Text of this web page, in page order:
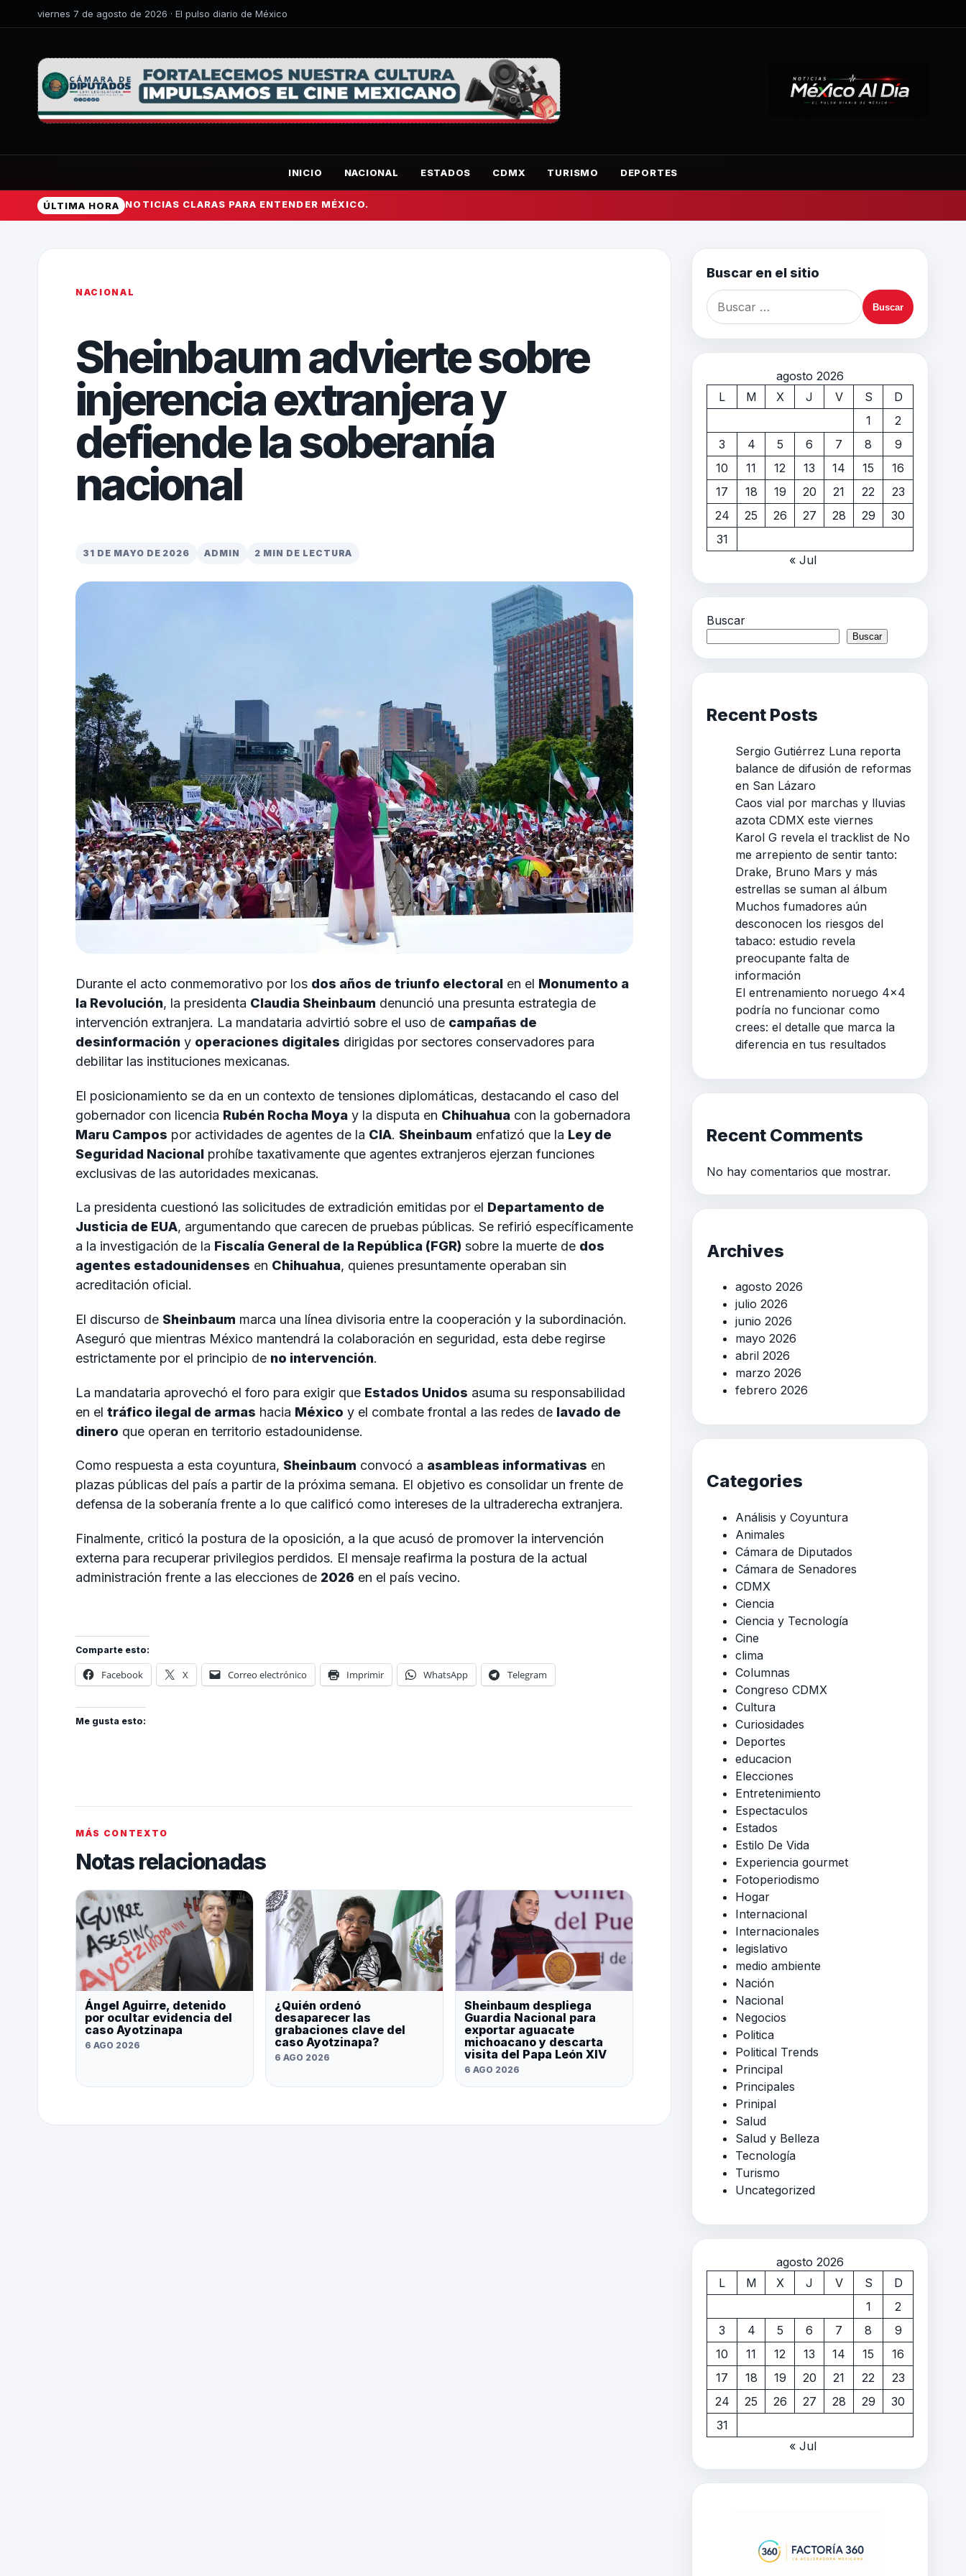
viernes 7 de agosto de 2026 · El pulso diario de México
INICIO NACIONAL ESTADOS CDMX TURISMO DEPORTES
ÚLTIMA HORA NOTICIAS CLARAS PARA ENTENDER MÉXICO.
NACIONAL
Sheinbaum advierte sobre
injerencia extranjera y
defiende la soberanía
nacional
31 DE MAYO DE 2026 ADMIN 2 MIN DE LECTURA
Durante el acto conmemorativo por los dos años de triunfo electoral en el Monumento a
la Revolución, la presidenta Claudia Sheinbaum denunció una presunta estrategia de
intervención extranjera. La mandataria advirtió sobre el uso de campañas de
desinformación y operaciones digitales dirigidas por sectores conservadores para
debilitar las instituciones mexicanas.
El posicionamiento se da en un contexto de tensiones diplomáticas, destacando el caso del
gobernador con licencia Rubén Rocha Moya y la disputa en Chihuahua con la gobernadora
Maru Campos por actividades de agentes de la CIA. Sheinbaum enfatizó que la Ley de
Seguridad Nacional prohíbe taxativamente que agentes extranjeros ejerzan funciones
exclusivas de las autoridades mexicanas.
La presidenta cuestionó las solicitudes de extradición emitidas por el Departamento de
Justicia de EUA, argumentando que carecen de pruebas públicas. Se refirió específicamente
a la investigación de la Fiscalía General de la República (FGR) sobre la muerte de dos
agentes estadounidenses en Chihuahua, quienes presuntamente operaban sin
acreditación oficial.
El discurso de Sheinbaum marca una línea divisoria entre la cooperación y la subordinación.
Aseguró que mientras México mantendrá la colaboración en seguridad, esta debe regirse
estrictamente por el principio de no intervención.
La mandataria aprovechó el foro para exigir que Estados Unidos asuma su responsabilidad
en el tráfico ilegal de armas hacia México y el combate frontal a las redes de lavado de
dinero que operan en territorio estadounidense.
Como respuesta a esta coyuntura, Sheinbaum convocó a asambleas informativas en
plazas públicas del país a partir de la próxima semana. El objetivo es consolidar un frente de
defensa de la soberanía frente a lo que calificó como intereses de la ultraderecha extranjera.
Finalmente, criticó la postura de la oposición, a la que acusó de promover la intervención
externa para recuperar privilegios perdidos. El mensaje reafirma la postura de la actual
administración frente a las elecciones de 2026 en el país vecino.
Comparte esto:
Facebook X Correo electrónico Imprimir WhatsApp Telegram
Me gusta esto:
MÁS CONTEXTO
Notas relacionadas
Ángel Aguirre, detenido
por ocultar evidencia del
caso Ayotzinapa
6 AGO 2026
¿Quién ordenó
desaparecer las
grabaciones clave del
caso Ayotzinapa?
6 AGO 2026
Sheinbaum despliega
Guardia Nacional para
exportar aguacate
michoacano y descarta
visita del Papa León XIV
6 AGO 2026
Buscar en el sitio
agosto 2026
L
M X J V S
D
1
2
3
4 5 6 7 8
9
10
11 12 13 14 15
16
17
18 19 20 21 22
23
24
25 26 27 28 29
30
31
« Jul
Buscar
Buscar
Recent Posts
Sergio Gutiérrez Luna reporta
balance de difusión de reformas
en San Lázaro
Caos vial por marchas y lluvias
azota CDMX este viernes
Karol G revela el tracklist de No
me arrepiento de sentir tanto:
Drake, Bruno Mars y más
estrellas se suman al álbum
Muchos fumadores aún
desconocen los riesgos del
tabaco: estudio revela
preocupante falta de
información
El entrenamiento noruego 4×4
podría no funcionar como
crees: el detalle que marca la
diferencia en tus resultados
Recent Comments
No hay comentarios que mostrar.
Archives
agosto 2026
julio 2026
junio 2026
mayo 2026
abril 2026
marzo 2026
febrero 2026
Categories
Análisis y Coyuntura
Animales
Cámara de Diputados
Cámara de Senadores
CDMX
Ciencia
Ciencia y Tecnología
Cine
clima
Columnas
Congreso CDMX
Cultura
Curiosidades
Deportes
educacion
Elecciones
Entretenimiento
Espectaculos
Estados
Estilo De Vida
Experiencia gourmet
Fotoperiodismo
Hogar
Internacional
Internacionales
legislativo
medio ambiente
Nación
Nacional
Negocios
Politica
Political Trends
Principal
Principales
Prinipal
Salud
Salud y Belleza
Tecnología
Turismo
Uncategorized
agosto 2026
L
M X J V S
D
1
2
3
4 5 6 7 8
9
10
11 12 13 14 15
16
17
18 19 20 21 22
23
24
25 26 27 28 29
30
31
« Jul